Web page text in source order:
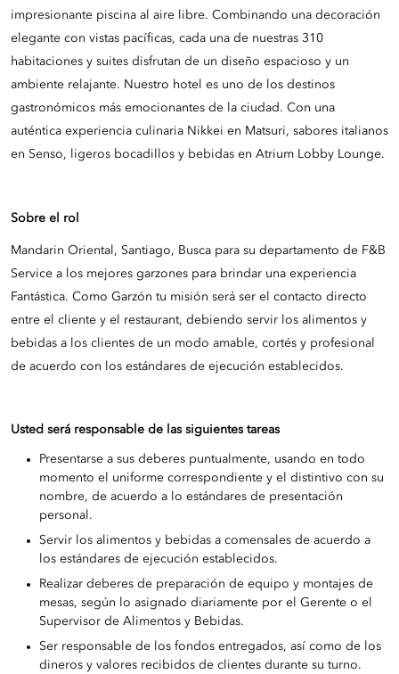
impresionante piscina al aire libre. Combinando una decoración
elegante con vistas pacíficas, cada una de nuestras 310
habitaciones y suites disfrutan de un diseño espacioso y un
ambiente relajante. Nuestro hotel es uno de los destinos
gastronómicos más emocionantes de la ciudad. Con una
auténtica experiencia culinaria Nikkei en Matsuri, sabores italianos
en Senso, ligeros bocadillos y bebidas en Atrium Lobby Lounge.
Sobre el rol
Mandarin Oriental, Santiago, Busca para su departamento de F&B
Service a los mejores garzones para brindar una experiencia
Fantástica. Como Garzón tu misión será ser el contacto directo
entre el cliente y el restaurant, debiendo servir los alimentos y
bebidas a los clientes de un modo amable, cortés y profesional
de acuerdo con los estándares de ejecución establecidos.
Usted será responsable de las siguientes tareas
Presentarse a sus deberes puntualmente, usando en todo
momento el uniforme correspondiente y el distintivo con su
nombre, de acuerdo a lo estándares de presentación
personal.
Servir los alimentos y bebidas a comensales de acuerdo a
los estándares de ejecución establecidos.
Realizar deberes de preparación de equipo y montajes de
mesas, según lo asignado diariamente por el Gerente o el
Supervisor de Alimentos y Bebidas.
Ser responsable de los fondos entregados, así como de los
dineros y valores recibidos de clientes durante su turno.